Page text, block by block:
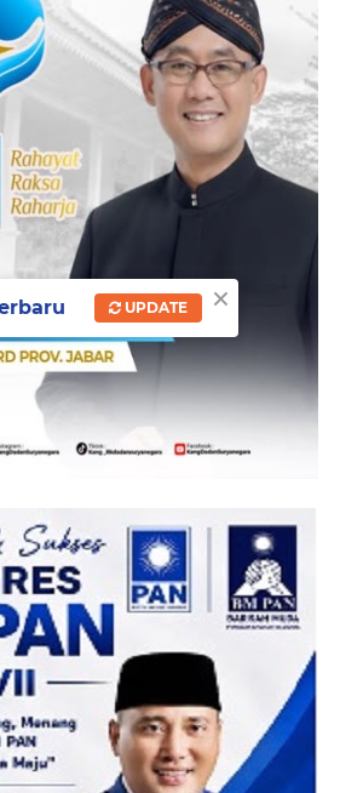
×
UPDATE